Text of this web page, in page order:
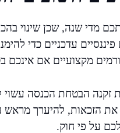
מדי שנה, שכן שינוי
עדכניים כדי
מקצועיים אם
הבטחת הכנסה עשוי
את הזכאות, להיערך
על פי חוק.